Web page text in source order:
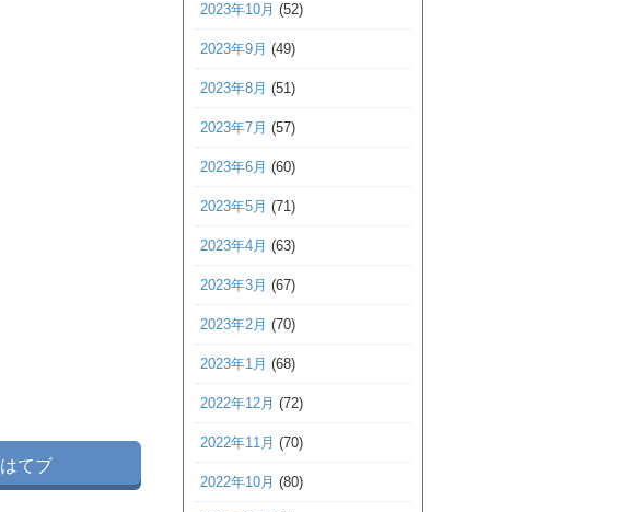
はてブ
2023年10月 (52)
2023年9月 (49)
2023年8月 (51)
2023年7月 (57)
2023年6月 (60)
2023年5月 (71)
2023年4月 (63)
2023年3月 (67)
2023年2月 (70)
2023年1月 (68)
2022年12月 (72)
2022年11月 (70)
2022年10月 (80)